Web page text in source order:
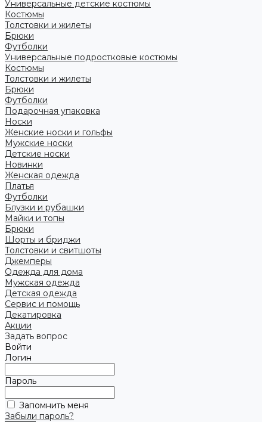
Универсальные детские костюмы
Костюмы
Толстовки и жилеты
Брюки
Футболки
Универсальные подростковые костюмы
Костюмы
Толстовки и жилеты
Брюки
Футболки
Подарочная упаковка
Носки
Женские носки и гольфы
Мужские носки
Детские носки
Новинки
Женская одежда
Платья
Футболки
Блузки и рубашки
Майки и топы
Брюки
Шорты и бриджи
Толстовки и свитшоты
Джемперы
Одежда для дома
Мужская одежда
Детская одежда
Сервис и помощь
Декатировка
Акции
Задать вопрос
Войти
Логин
Пароль
Запомнить меня
Забыли пароль?